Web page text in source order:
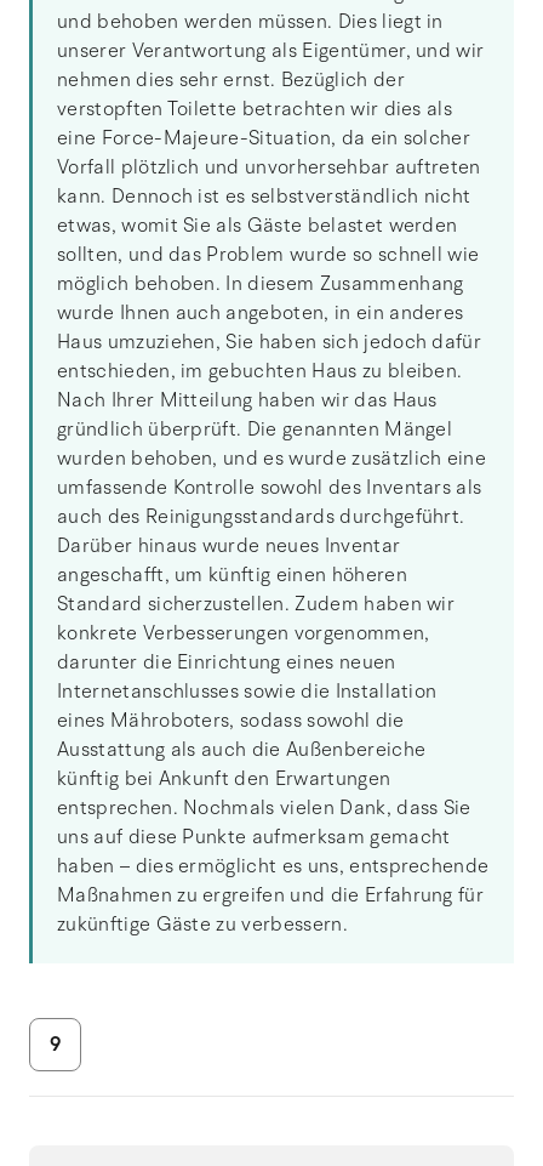
und behoben werden müssen. Dies liegt in
unserer Verantwortung als Eigentümer, und wir
nehmen dies sehr ernst. Bezüglich der
verstopften Toilette betrachten wir dies als
eine Force-Majeure-Situation, da ein solcher
Vorfall plötzlich und unvorhersehbar auftreten
kann. Dennoch ist es selbstverständlich nicht
etwas, womit Sie als Gäste belastet werden
sollten, und das Problem wurde so schnell wie
möglich behoben. In diesem Zusammenhang
wurde Ihnen auch angeboten, in ein anderes
Haus umzuziehen, Sie haben sich jedoch dafür
entschieden, im gebuchten Haus zu bleiben.
Nach Ihrer Mitteilung haben wir das Haus
gründlich überprüft. Die genannten Mängel
wurden behoben, und es wurde zusätzlich eine
umfassende Kontrolle sowohl des Inventars als
auch des Reinigungsstandards durchgeführt.
Darüber hinaus wurde neues Inventar
angeschafft, um künftig einen höheren
Standard sicherzustellen. Zudem haben wir
konkrete Verbesserungen vorgenommen,
darunter die Einrichtung eines neuen
Internetanschlusses sowie die Installation
eines Mähroboters, sodass sowohl die
Ausstattung als auch die Außenbereiche
künftig bei Ankunft den Erwartungen
entsprechen. Nochmals vielen Dank, dass Sie
uns auf diese Punkte aufmerksam gemacht
haben – dies ermöglicht es uns, entsprechende
Maßnahmen zu ergreifen und die Erfahrung für
zukünftige Gäste zu verbessern.
9